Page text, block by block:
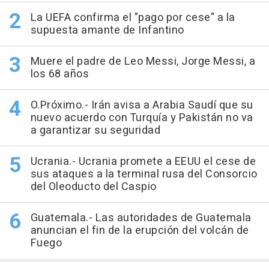
La UEFA confirma el "pago por cese" a la
supuesta amante de Infantino
Muere el padre de Leo Messi, Jorge Messi, a
los 68 años
O.Próximo.- Irán avisa a Arabia Saudí que su
nuevo acuerdo con Turquía y Pakistán no va
a garantizar su seguridad
Ucrania.- Ucrania promete a EEUU el cese de
sus ataques a la terminal rusa del Consorcio
del Oleoducto del Caspio
Guatemala.- Las autoridades de Guatemala
anuncian el fin de la erupción del volcán de
Fuego